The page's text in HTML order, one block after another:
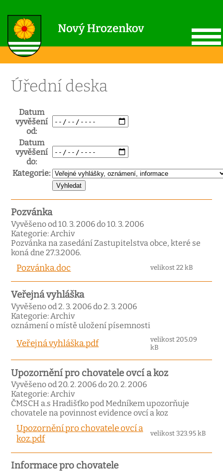
Úřední deska
Datum
vyvěšení
od:
Datum
vyvěšení
do:
Kategorie:
Pozvánka
Vyvěšeno od 10. 3. 2006 do 10. 3. 2006
Kategorie: Archiv
Pozvánka na zasedání Zastupitelstva obce, které se
koná dne 27.3.2006.
Pozvánka.doc velikost 22 kB
Veřejná vyhláška
Vyvěšeno od 2. 3. 2006 do 2. 3. 2006
Kategorie: Archiv
oznámení o místě uložení písemnosti
Veřejná vyhláška.pdf
velikost 205.09
kB
Upozornění pro chovatele ovcí a koz
Vyvěšeno od 20. 2. 2006 do 20. 2. 2006
Kategorie: Archiv
ČMSCH a.s Hradišťko pod Medníkem upozorňuje
chovatele na povinnost evidence ovcí a koz
Upozornění pro chovatele ovcí a
koz.pdf
velikost 323.95 kB
Informace pro chovatele